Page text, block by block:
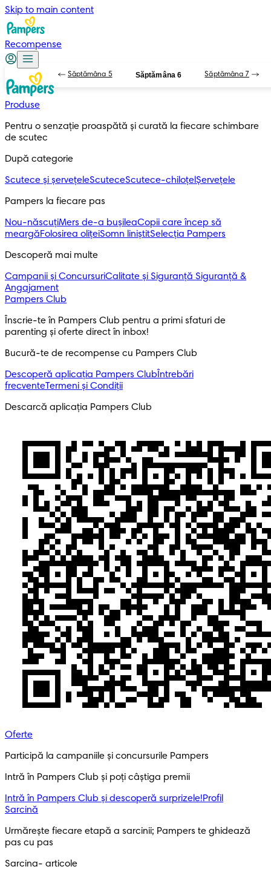
Skip to main content
Recompense
Produse
Pentru o senzație proaspătă și curată la fiecare schimbare
de scutec
După categorie
Scutece și șervețeleScuteceScutece-chiloțelȘervețele
Pampers la fiecare pas
Nou-născuțiMers de-a bușileaCopii care încep să
meargăFolosirea olițeiSomn liniștitSelecția Pampers
Descoperă mai multe
Campanii și ConcursuriCalitate și Siguranță Siguranță &
Angajament
Pampers Club
Înscrie-te în Pampers Club pentru a primi sfaturi de
parenting și oferte direct în inbox!
Bucură-te de recompense cu Pampers Club
Descoperă aplicația Pampers Club Întrebări
frecventeTermeni și Condiții
Descarcă aplicația Pampers Club
Oferte
Participă la campaniile și concursurile Pampers
Intră în Pampers Club și poți câștiga premii
Intră în Pampers Club și descoperă surprizele!​Profil
Sarcină
Urmărește fiecare etapă a sarcinii; Pampers te ghidează
pas cu pas
Sarcina- articole
Săptămâna 5 Săptămâna 6 Săptămâna 7